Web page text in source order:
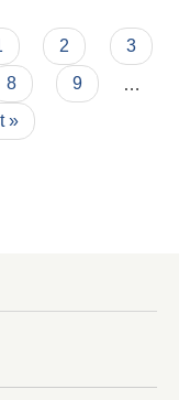
2
3
8 9
»